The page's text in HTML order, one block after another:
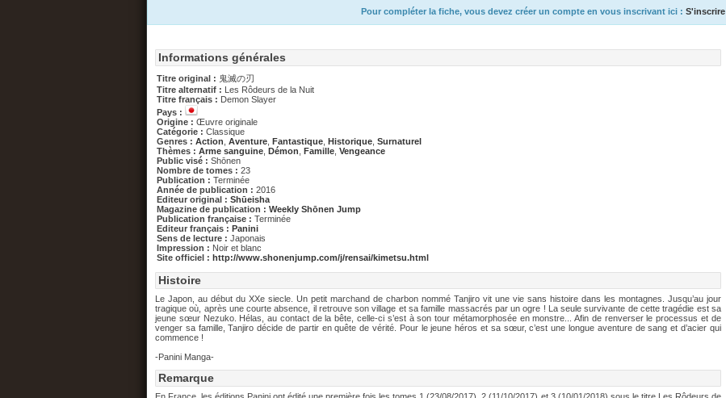
Pour compléter la fiche, vous devez créer un compte en vous inscrivant ici : S'inscrire
Informations générales
Titre original : 鬼滅の刃
Titre alternatif : Les Rôdeurs de la Nuit
Titre français : Demon Slayer
Pays :
Origine : Œuvre originale
Catégorie : Classique
Genres : Action Aventure Fantastique Historique Surnaturel
Thèmes : Arme sanguine Démon Famille Vengeance
Public visé : Shōnen
Nombre de tomes : 23
Publication : Terminée
Année de publication : 2016
Editeur original : Shūeisha
Magazine de publication : Weekly Shōnen Jump
Publication française : Terminée
Editeur français : Panini
Sens de lecture : Japonais
Impression : Noir et blanc
Site officiel : http://www.shonenjump.com/j/rensai/kimetsu.html
Histoire
Le Japon, au début du XXe siecle. Un petit marchand de charbon nommé Tanjiro vit une vie sans histoire dans les montagnes. Jusqu’au jour
tragique où, après une courte absence, il retrouve son village et sa famille massacrés par un ogre ! La seule survivante de cette tragédie est sa
jeune sœur Nezuko. Hélas, au contact de la bête, celle-ci s’est à son tour métamorphosée en monstre... Afin de renverser le processus et de
venger sa famille, Tanjiro décide de partir en quête de vérité. Pour le jeune héros et sa sœur, c’est une longue aventure de sang et d’acier qui
commence !
-Panini Manga-
Remarque